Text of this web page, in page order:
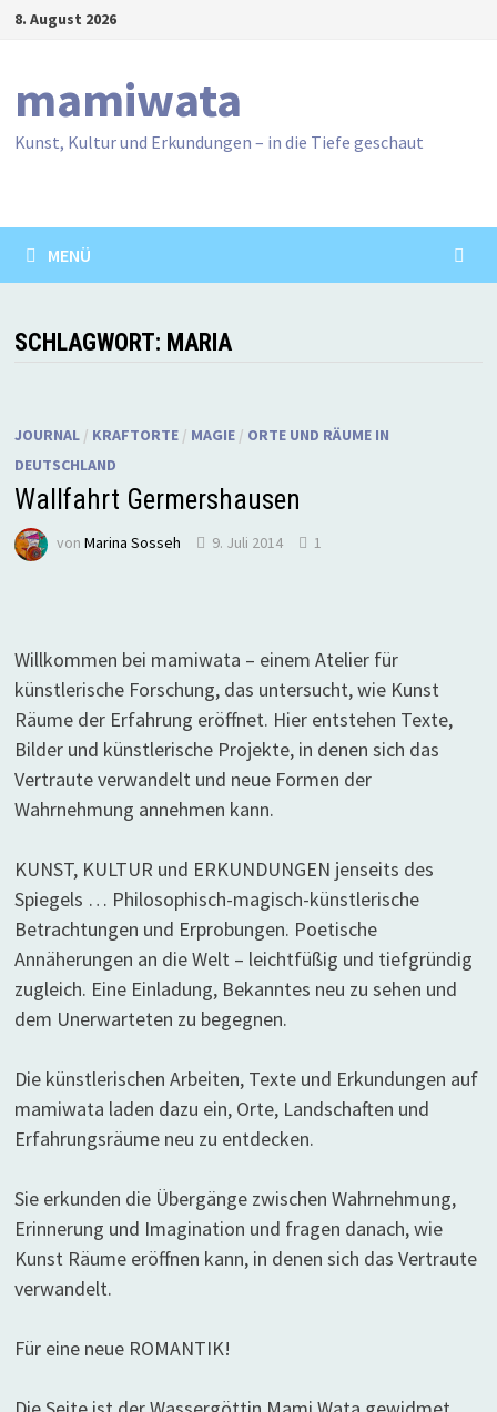
Zum8. August 2026
mamiwata
Kunst, Kultur und Erkundungen – in die Tiefe geschaut
MENÜ
SCHLAGWORT: MARIA
JOURNAL/ KRAFTORTE/ MAGIE/ ORTE UND RÄUME IN
DEUTSCHLAND
Wallfahrt Germershausen
von Marina Sosseh 9. Juli 2014 1
Willkommen bei mamiwata – einem Atelier für
künstlerische Forschung, das untersucht, wie Kunst
Räume der Erfahrung eröffnet. Hier entstehen Texte,
Bilder und künstlerische Projekte, in denen sich das
Vertraute verwandelt und neue Formen der
Wahrnehmung annehmen kann.
KUNST, KULTUR und ERKUNDUNGEN jenseits des
Spiegels … Philosophisch-magisch-künstlerische
Betrachtungen und Erprobungen. Poetische
Annäherungen an die Welt – leichtfüßig und tiefgründig
zugleich. Eine Einladung, Bekanntes neu zu sehen und
dem Unerwarteten zu begegnen.
Die künstlerischen Arbeiten, Texte und Erkundungen auf
mamiwata laden dazu ein, Orte, Landschaften und
Erfahrungsräume neu zu entdecken.
Sie erkunden die Übergänge zwischen Wahrnehmung,
Erinnerung und Imagination und fragen danach, wie
Kunst Räume eröffnen kann, in denen sich das Vertraute
verwandelt.
Für eine neue ROMANTIK!